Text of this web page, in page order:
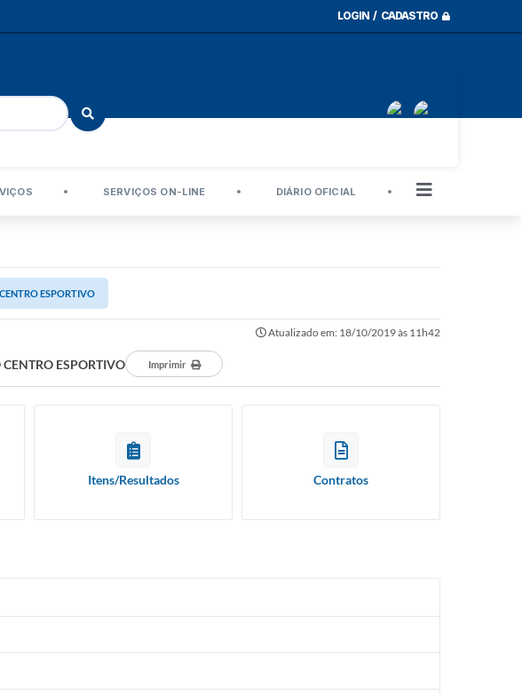
LOGIN / CADASTRO
SERVIÇOS ON-LINE DIÁRIO OFICIAL
ESPORTIVO
Atualizado em: 18/10/2019 às 11h42
ESPORTIVO Imprimir
Itens/Resultados Contratos